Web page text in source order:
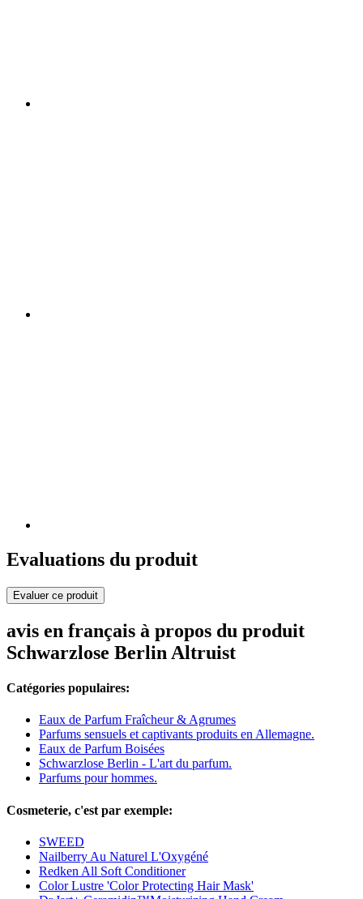
Evaluations du produit
Evaluer ce produit
avis en français à propos du produit
Schwarzlose Berlin Altruist
Catégories populaires:
Eaux de Parfum Fraîcheur & Agrumes
Parfums sensuels et captivants produits en Allemagne.
Eaux de Parfum Boisées
Schwarzlose Berlin - L'art du parfum.
Parfums pour hommes.
Cosmeterie, c'est par exemple:
SWEED
Nailberry Au Naturel L'Oxygéné
Redken All Soft Conditioner
Color Lustre 'Color Protecting Hair Mask'